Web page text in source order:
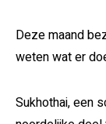
Deze maand
weten wat er
Sukhothai, een